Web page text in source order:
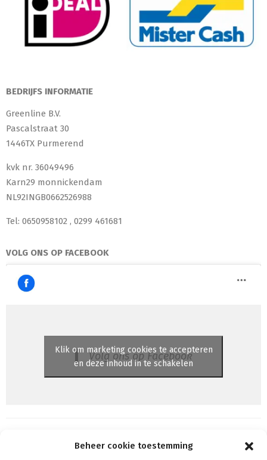
Beheer cookie toestemming
BEDRIJFS INFORMATIE
Greenline B.V.
Pascalstraat 30
1446TX Purmerend
kvk nr. 36049496
Karn29 monnickendam
NL92INGB0662526988
Tel: 0650958102 , 0299 461681
VOLG ONS OP FACEBOOK
Volg ons op Facebook
Klik om marketing cookies te accepteren
en deze inhoud in te schakelen